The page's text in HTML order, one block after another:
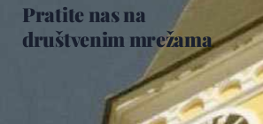
Pratite nas na
društvenim mrežama